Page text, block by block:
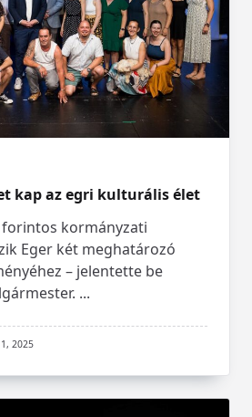
kap az egri kulturális élet
kormányzati
Eger két meghatározó
– jelentette be
...
1, 2025